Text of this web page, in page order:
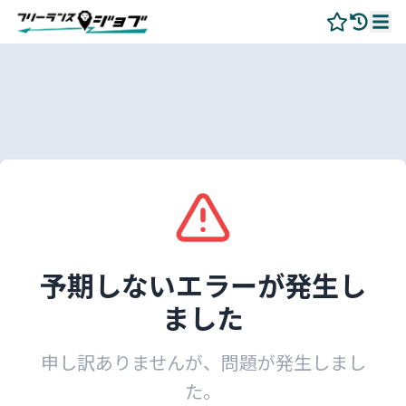
予期しないエラーが発生し
ました
申し訳ありませんが、問題が発生しまし
た。